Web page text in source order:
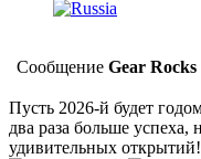
Сообщение Gear Rocks
Пусть 2026-й будет
два раза больше
удивительных